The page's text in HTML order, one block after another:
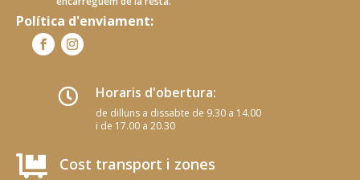
Política d'enviament:
 Horaris d'obertura:
de dilluns a dissabte de 9.30 a 14.00
i de 17.00 a 20.30
 Cost transport i zones